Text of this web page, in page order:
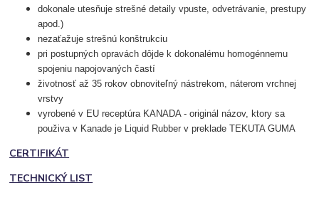
dokonale utesňuje strešné detaily vpuste, odvetrávanie, prestupy
apod.)
nezaťažuje strešnú konštrukciu
pri postupných opravách dôjde k dokonalému homogénnemu
spojeniu napojovaných častí
životnosť až 35 rokov obnoviteľný nástrekom, náterom vrchnej
vrstvy
vyrobené v EU receptúra KANADA - originál názov, ktory sa
použiva v Kanade je Liquid Rubber v preklade TEKUTA GUMA
CERTIFIKÁT
TECHNICKÝ LIST